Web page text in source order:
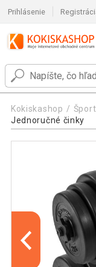
Prihlásenie
Kokiskashop Šport
Jednoručné činky